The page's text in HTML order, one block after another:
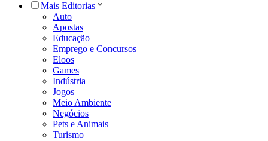
Mais Editorias
Auto
Apostas
Educação
Emprego e Concursos
Eloos
Games
Indústria
Jogos
Meio Ambiente
Negócios
Pets e Animais
Turismo